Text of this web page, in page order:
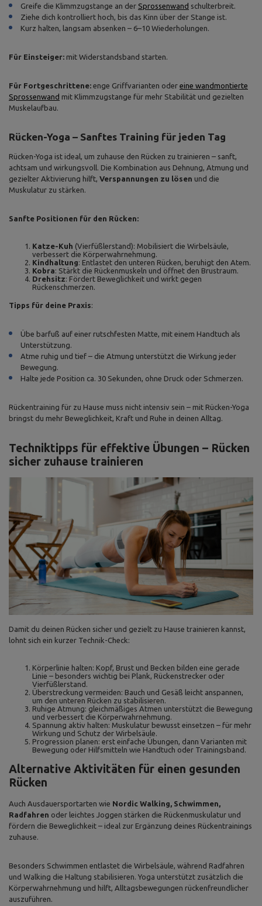
Greife die Klimmzugstange an der Sprossenwand schulterbreit.
Ziehe dich kontrolliert hoch, bis das Kinn über der Stange ist.
Kurz halten, langsam absenken – 6–10 Wiederholungen.
Für Einsteiger: mit Widerstandsband starten.
Für Fortgeschrittene: enge Griffvarianten oder eine wandmontierte
Sprossenwand mit Klimmzugstange für mehr Stabilität und gezielten
Muskelaufbau.
Rücken-Yoga – Sanftes Training für jeden Tag
Rücken-Yoga ist ideal, um zuhause den Rücken zu trainieren – sanft,
achtsam und wirkungsvoll. Die Kombination aus Dehnung, Atmung und
gezielter Aktivierung hilft, Verspannungen zu lösen und die
Muskulatur zu stärken.
Sanfte Positionen für den Rücken:
Katze-Kuh (Vierfüßlerstand): Mobilisiert die Wirbelsäule,
verbessert die Körperwahrnehmung.
Kindhaltung: Entlastet den unteren Rücken, beruhigt den Atem.
Kobra: Stärkt die Rückenmuskeln und öffnet den Brustraum.
Drehsitz: Fördert Beweglichkeit und wirkt gegen
Rückenschmerzen.
Tipps für deine Praxis:
Übe barfuß auf einer rutschfesten Matte, mit einem Handtuch als
Unterstützung.
Atme ruhig und tief – die Atmung unterstützt die Wirkung jeder
Bewegung.
Halte jede Position ca. 30 Sekunden, ohne Druck oder Schmerzen.
Rückentraining für zu Hause muss nicht intensiv sein – mit Rücken-Yoga
bringst du mehr Beweglichkeit, Kraft und Ruhe in deinen Alltag.
Techniktipps für effektive Übungen – Rücken
sicher zuhause trainieren
Damit du deinen Rücken sicher und gezielt zu Hause trainieren kannst,
lohnt sich ein kurzer Technik-Check:
Körperlinie halten: Kopf, Brust und Becken bilden eine gerade
Linie – besonders wichtig bei Plank, Rückenstrecker oder
Vierfüßlerstand.
Überstreckung vermeiden: Bauch und Gesäß leicht anspannen,
um den unteren Rücken zu stabilisieren.
Ruhige Atmung: gleichmäßiges Atmen unterstützt die Bewegung
und verbessert die Körperwahrnehmung.
Spannung aktiv halten: Muskulatur bewusst einsetzen – für mehr
Wirkung und Schutz der Wirbelsäule.
Progression planen: erst einfache Übungen, dann Varianten mit
Bewegung oder Hilfsmitteln wie Handtuch oder Trainingsband.
Alternative Aktivitäten für einen gesunden
Rücken
Auch Ausdauersportarten wie Nordic Walking, Schwimmen,
Radfahren oder leichtes Joggen stärken die Rückenmuskulatur und
fördern die Beweglichkeit – ideal zur Ergänzung deines Rückentrainings
zuhause.
Besonders Schwimmen entlastet die Wirbelsäule, während Radfahren
und Walking die Haltung stabilisieren. Yoga unterstützt zusätzlich die
Körperwahrnehmung und hilft, Alltagsbewegungen rückenfreundlicher
auszuführen.